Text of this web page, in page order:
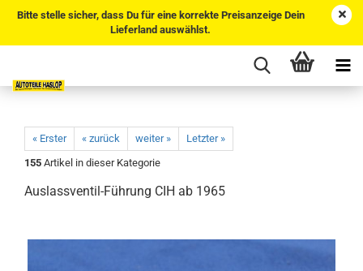
Bitte stelle sicher, dass Du für eine korrekte Preisanzeige Dein
Lieferland auswählst.
« Erster « zurück weiter »
Letzter »
155 Artikel in dieser Kategorie
Auslassventil-Führung CIH ab 1965